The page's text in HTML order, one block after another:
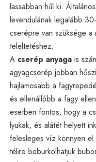
lassabban hűl ki.
levendulának legalább
cserépre van szüksége
teleltetéshez.
A cserép anyaga is
agyagcserép jobban
hajlamosabb a
és ellenállóbb a fagy
esetben fontos, hogy a
lyukak, és alátét helyett
felesleges víz könnyen
télire beburkolhatjuk